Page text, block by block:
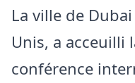
La ville de
Unis, a acceuilli
conférence